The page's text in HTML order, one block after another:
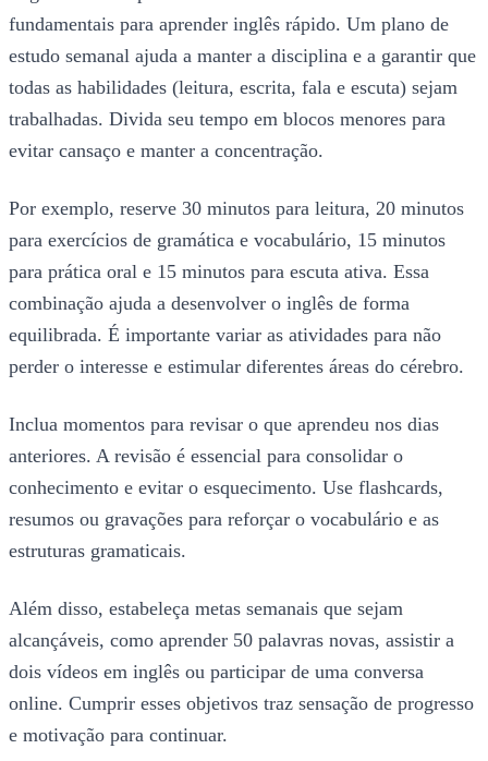
fundamentais para aprender inglês rápido. Um plano de
estudo semanal ajuda a manter a disciplina e a garantir que
todas as habilidades (leitura, escrita, fala e escuta) sejam
trabalhadas. Divida seu tempo em blocos menores para
evitar cansaço e manter a concentração.
Por exemplo, reserve 30 minutos para leitura, 20 minutos
para exercícios de gramática e vocabulário, 15 minutos
para prática oral e 15 minutos para escuta ativa. Essa
combinação ajuda a desenvolver o inglês de forma
equilibrada. É importante variar as atividades para não
perder o interesse e estimular diferentes áreas do cérebro.
Inclua momentos para revisar o que aprendeu nos dias
anteriores. A revisão é essencial para consolidar o
conhecimento e evitar o esquecimento. Use flashcards,
resumos ou gravações para reforçar o vocabulário e as
estruturas gramaticais.
Além disso, estabeleça metas semanais que sejam
alcançáveis, como aprender 50 palavras novas, assistir a
dois vídeos em inglês ou participar de uma conversa
online. Cumprir esses objetivos traz sensação de progresso
e motivação para continuar.